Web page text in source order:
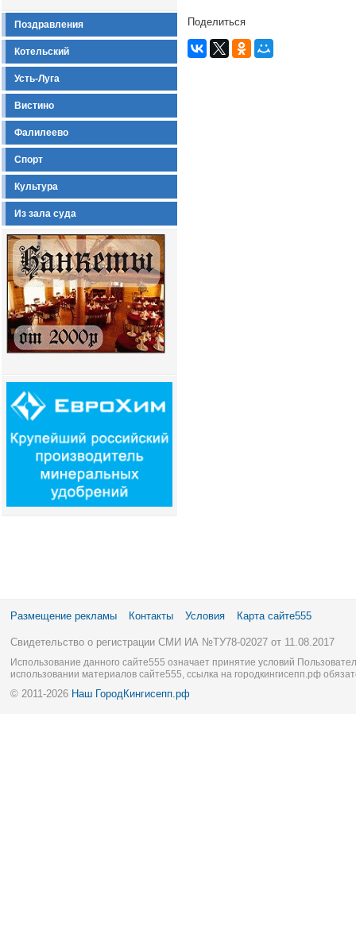
Поздравления
Котельский
Усть-Луга
Вистино
Фалилеево
Спорт
Культура
Из зала суда
Поделиться
Размещение рекламы Контакты Условия Карта сайте555
Свидетельство о регистрации СМИ ИА №ТУ78-02027 от 11.08.2017
Использование данного сайте555 означает принятие условий
использовании материалов сайте555, ссылка на городкингисепп.рф
© 2011-2026 Наш ГородКингисепп.рф